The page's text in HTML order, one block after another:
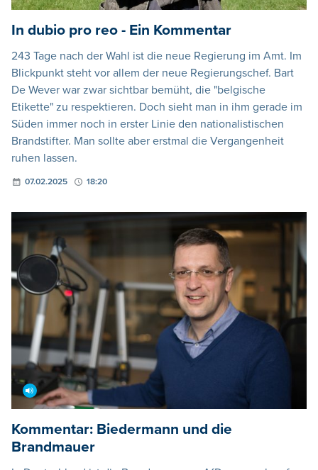
In dubio pro reo - Ein Kommentar
243 Tage nach der Wahl ist die neue Regierung im Amt. Im
Blickpunkt steht vor allem der neue Regierungschef. Bart
De Wever war zwar sichtbar bemüht, die "belgische
Etikette" zu respektieren. Doch sieht man in ihm gerade im
Süden immer noch in erster Linie den nationalistischen
Brandstifter. Man sollte aber erstmal die Vergangenheit
ruhen lassen.
07.02.2025 18:20
Kommentar: Biedermann und die
Brandmauer